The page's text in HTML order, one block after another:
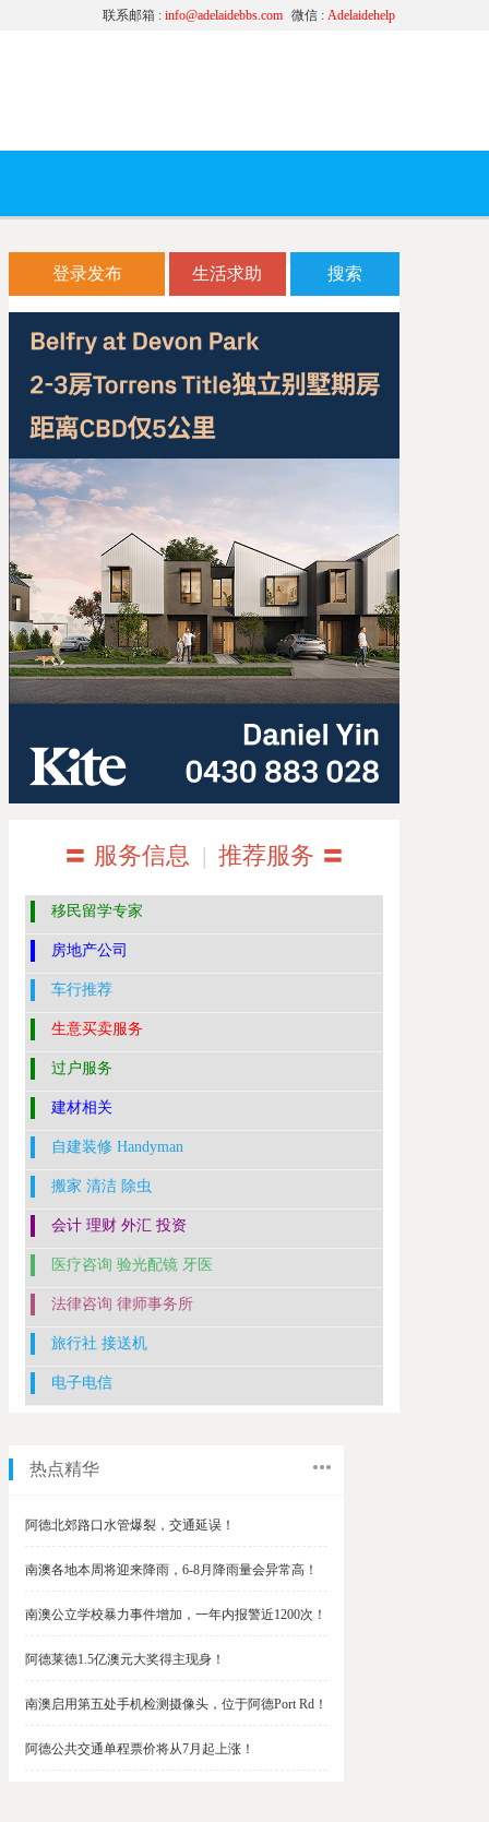
微信 : Adelaidehelp
联系邮箱 : info@adelaidebbs.com
登录发布 生活求助 搜索
〓 服务信息 | 推荐服务 〓
移民留学专家
房地产公司
车行推荐
生意买卖服务
过户服务
建材相关
自建装修 Handyman
搬家 清洁 除虫
会计 理财 外汇 投资
医疗咨询 验光配镜 牙医
法律咨询 律师事务所
旅行社 接送机
电子电信
热点精华
阿德北郊路口水管爆裂，交通延误！
南澳各地本周将迎来降雨，6-8月降雨量会异常高！
南澳公立学校暴力事件增加，一年内报警近1200次！
阿德莱德1.5亿澳元大奖得主现身！
南澳启用第五处手机检测摄像头，位于阿德Port Rd！
阿德公共交通单程票价将从7月起上涨！